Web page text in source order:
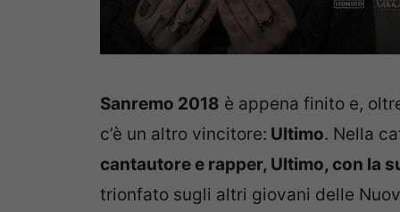
Sanremo 2018 è appena finito e,
c’è un altro vincitore: Ultimo. Nella
cantautore e rapper, Ultimo, con la
trionfato sugli altri giovani delle